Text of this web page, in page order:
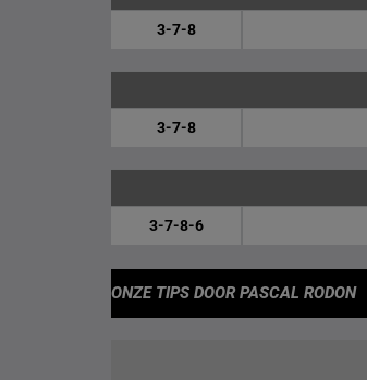
3-7-8
3-7-8
3-7-8-6
ONZE TIPS DOOR PASCAL RODON